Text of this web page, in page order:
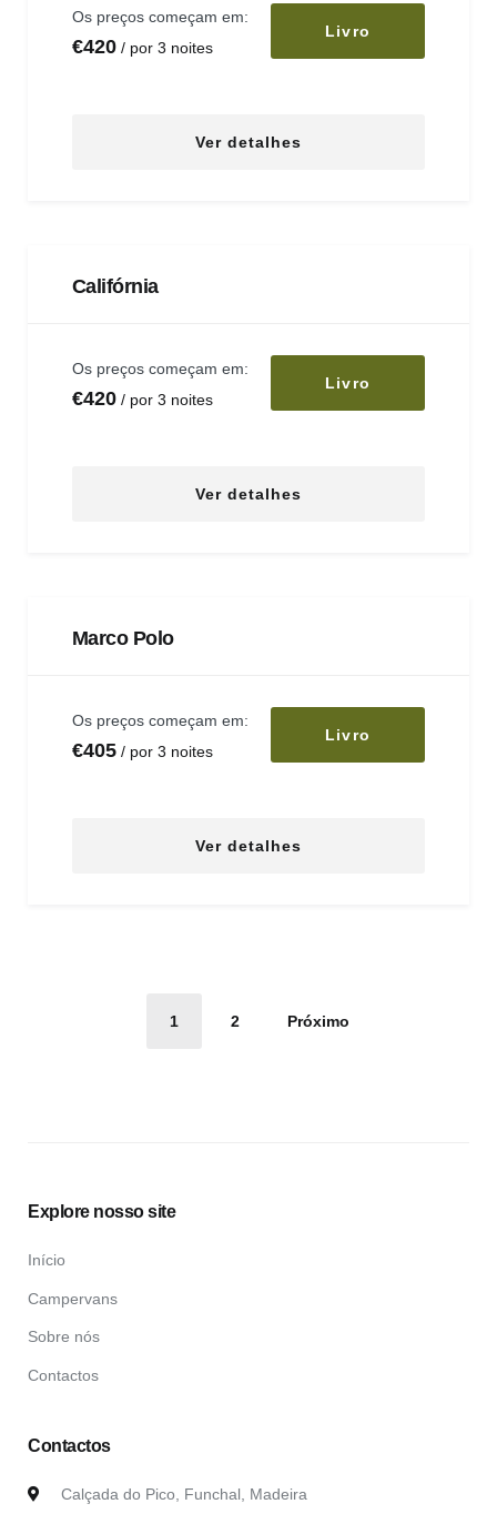
Os preços começam em:
€420 por 3 noites
Livro
Ver detalhes
Califórnia
Os preços começam em:
€420 por 3 noites
Livro
Ver detalhes
Marco Polo
Os preços começam em:
€405 por 3 noites
Livro
Ver detalhes
1 2 Próximo
Explore nosso site
Início
Campervans
Sobre nós
Contactos
Contactos
Calçada do Pico, Funchal, Madeira